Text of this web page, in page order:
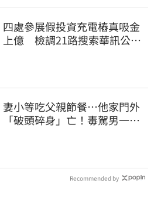
四處參展假投資充電樁真吸金
上億 檢調21路搜索華訊公
妻小等吃父親節餐⋯他家門外
「破頭碎身」亡！毒駕男一路
Recommended by